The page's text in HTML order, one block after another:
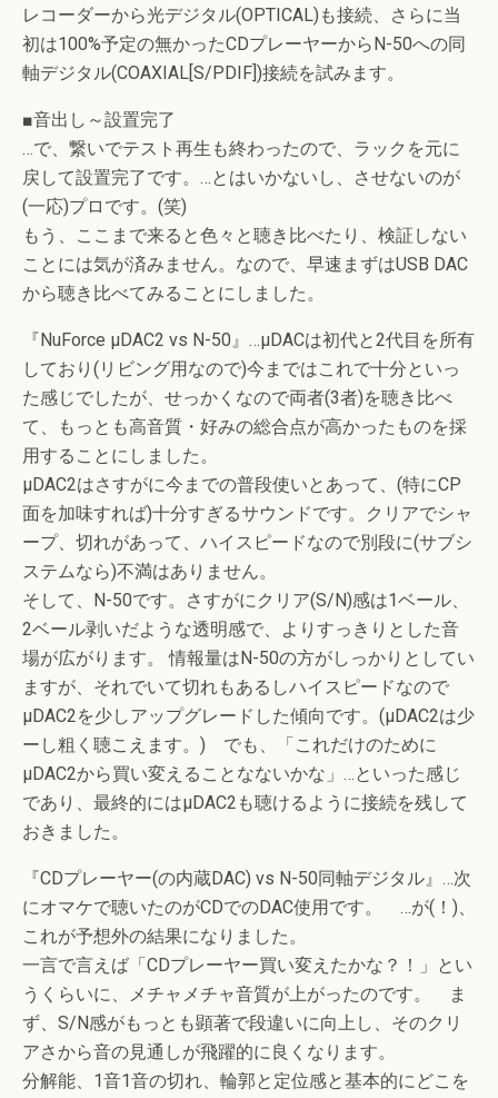
レコーダーから光デジタル(OPTICAL)も接続、さらに当
初は100%予定の無かったCDプレーヤーからN-50への同
軸デジタル(COAXIAL[S/PDIF])接続を試みます。
■音出し～設置完了
…で、繋いでテスト再生も終わったので、ラックを元に
戻して設置完了です。…とはいかないし、させないのが
(一応)プロです。(笑)
もう、ここまで来ると色々と聴き比べたり、検証しない
ことには気が済みません。なので、早速まずはUSB DAC
から聴き比べてみることにしました。
『NuForce μDAC2 vs N-50』…μDACは初代と2代目を所有
しており(リビング用なので)今まではこれで十分といっ
た感じでしたが、せっかくなので両者(3者)を聴き比べ
て、もっとも高音質・好みの総合点が高かったものを採
用することにしました。
μDAC2はさすがに今までの普段使いとあって、(特にCP
面を加味すれば)十分すぎるサウンドです。クリアでシャ
ープ、切れがあって、ハイスピードなので別段に(サブシ
ステムなら)不満はありません。
そして、N-50です。さすがにクリア(S/N)感は1ベール、
2ベール剥いだような透明感で、よりすっきりとした音
場が広がります。 情報量はN-50の方がしっかりとしてい
ますが、それでいて切れもあるしハイスピードなので
μDAC2を少しアップグレードした傾向です。(μDAC2は少
ーし粗く聴こえます。) でも、「これだけのために
μDAC2から買い変えることなないかな」…といった感じ
であり、最終的にはμDAC2も聴けるように接続を残して
おきました。
『CDプレーヤー(の内蔵DAC) vs N-50同軸デジタル』…次
にオマケで聴いたのがCDでのDAC使用です。 …が(！)、
これが予想外の結果になりました。
一言で言えば「CDプレーヤー買い変えたかな？！」とい
うくらいに、メチャメチャ音質が上がったのです。 ま
ず、S/N感がもっとも顕著で段違いに向上し、そのクリ
アさから音の見通しが飛躍的に良くなります。
分解能、1音1音の切れ、輪郭と定位感と基本的にどこを